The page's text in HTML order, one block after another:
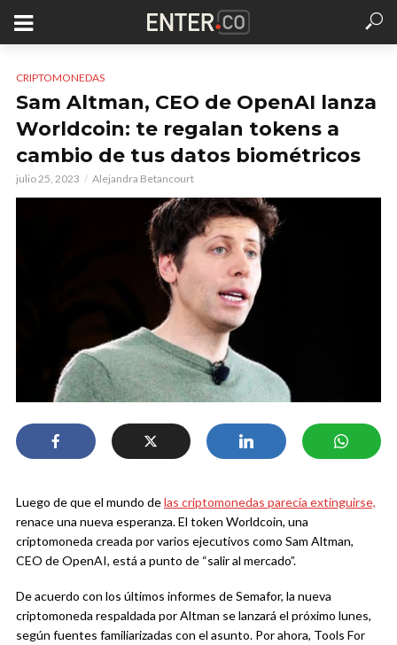
CRIPTOMONEDAS
Sam Altman, CEO de OpenAI lanza
Worldcoin: te regalan tokens a
cambio de tus datos biométricos
julio 25, 2023 Alejandra Betancourt
Luego de que el mundo delas criptomonedas parecía extinguirse,
renace una nueva esperanza. El token Worldcoin, una
criptomoneda creada por varios ejecutivos como Sam Altman,
CEO de OpenAI, está a punto de “salir al mercado”.
De acuerdo con los últimos informes de Semafor, la nueva
criptomoneda respaldada por Altman se lanzará el próximo lunes,
según fuentes familiarizadas con el asunto. Por ahora, Tools For